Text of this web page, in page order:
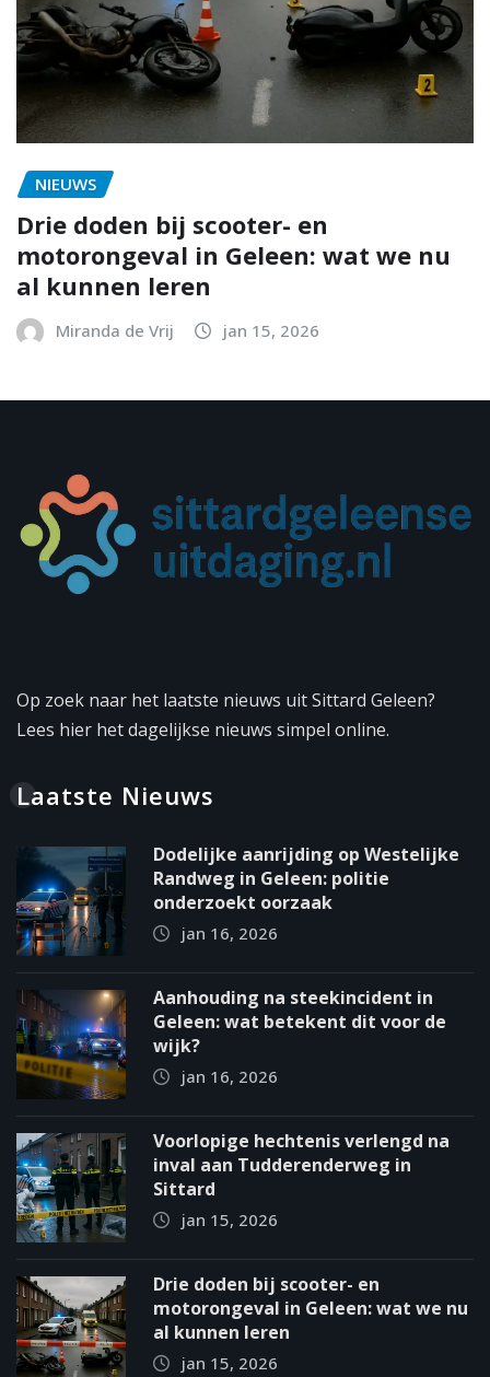
NIEUWS
Drie doden bij scooter- en
motorongeval in Geleen: wat we nu
al kunnen leren
Miranda de Vrij jan 15, 2026
Op zoek naar het laatste nieuws uit Sittard Geleen?
Lees hier het dagelijkse nieuws simpel online.
Laatste Nieuws
Dodelijke aanrijding op Westelijke
Randweg in Geleen: politie
onderzoekt oorzaak
jan 16, 2026
Aanhouding na steekincident in
Geleen: wat betekent dit voor de
wijk?
jan 16, 2026
Voorlopige hechtenis verlengd na
inval aan Tudderenderweg in
Sittard
jan 15, 2026
Drie doden bij scooter- en
motorongeval in Geleen: wat we nu
al kunnen leren
jan 15, 2026